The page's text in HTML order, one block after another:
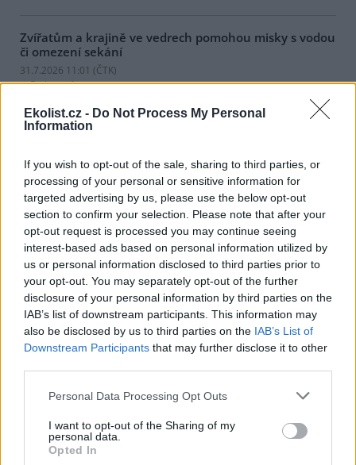
Ekolist.cz - Do Not Process My Personal
Information
If you wish to opt-out of the sale, sharing to third parties, or
processing of your personal or sensitive information for
targeted advertising by us, please use the below opt-out
section to confirm your selection. Please note that after your
opt-out request is processed you may continue seeing
interest-based ads based on personal information utilized by
us or personal information disclosed to third parties prior to
your opt-out. You may separately opt-out of the further
disclosure of your personal information by third parties on the
IAB’s list of downstream participants. This information may
also be disclosed by us to third parties on the IAB’s List of
Downstream Participants that may further disclose it to other
Personal Data Processing Opt Outs
I want to opt-out of the Sharing of my
personal data.
Opted In
Zvířatům a krajině ve vedrech pomohou misky s vodou
či omezení sekání
31.7.2026 11:01 (ČTK)
Diskuse: 1
Divoce žijícím zvířatům nebo
krajině mohou podle ochránců
do zahrad, omezením sekání trávníků nebo vynecháním kypření
půdy. Zlepšit je podle ochránců potřeba také hospodaření s vodou,
včetně systémových kroků pro zadržování vody v krajině, uvedl
Český svaz ochránců přírody (ČSOP).
Úmrtí 15 slonů v Keni zřejmě způsobil kyanid z
pesticidů na rajčata, uvedla AFP
31.7.2026 10:49 (
Diskuse: 2
Nedávné úmrtí 15 slonů v
keňském národním parku bylo
pravděpodobně způsobeno
používaných na rajčata pěstovaná na okolních farmách, uvedla
agentura AFP. Kyanid je přitom nebezpečný nejen pro zvířata, ale
může ohrozit i zdraví člověka, uvedla keňská národní agentura pro
ochranu přírody (KWS).